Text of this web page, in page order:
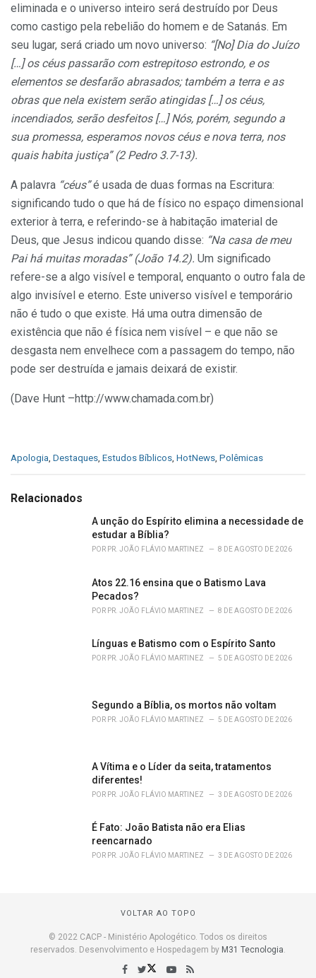
eliminada e o universo inteiro será destruído por Deus
como castigo pela rebelião do homem e de Satanás. Em
seu lugar, será criado um novo universo: “[No] Dia do Juízo
[…] os céus passarão com estrepitoso estrondo, e os
elementos se desfarão abrasados; também a terra e as
obras que nela existem serão atingidas […] os céus,
incendiados, serão desfeitos […] Nós, porém, segundo a
sua promessa, esperamos novos céus e nova terra, nos
quais habita justiça” (2 Pedro 3.7-13).
A palavra “céus”é usada de duas formas na Escritura:
significando tudo o que há de físico no espaço dimensional
exterior à terra, e referindo-se à habitação imaterial de
Deus, que Jesus indicou quando disse: “Na casa de meu
Pai há muitas moradas” (João 14.2). Um significado
refere-se a algo visível e temporal, enquanto o outro fala de
algo invisível e eterno. Este universo visível e temporário
não é tudo o que existe. Há uma outra dimensão de
existência que não é física nem visível – e que não se
desgasta nem envelhece com a passagem do tempo, não
pode ser destruída e jamais deixará de existir.
(Dave Hunt –http://www.chamada.com.br)
C
e
Apologia Destaques Estudos Bíblicos HotNews Polêmicas
Relacionados
A unção do Espírito elimina a necessidade de
estudar a Bíblia?
POR PR. JOÃO FLÁVIO MARTINEZ 8 DE AGOSTO DE 2026
Atos 22.16 ensina que o Batismo Lava
Pecados?
POR PR. JOÃO FLÁVIO MARTINEZ 8 DE AGOSTO DE 2026
Línguas e Batismo com o Espírito Santo
POR PR. JOÃO FLÁVIO MARTINEZ 5 DE AGOSTO DE 2026
Segundo a Bíblia, os mortos não voltam
POR PR. JOÃO FLÁVIO MARTINEZ 5 DE AGOSTO DE 2026
A Vítima e o Líder da seita, tratamentos
diferentes!
POR PR. JOÃO FLÁVIO MARTINEZ 3 DE AGOSTO DE 2026
É Fato: João Batista não era Elias
reencarnado
POR PR. JOÃO FLÁVIO MARTINEZ 3 DE AGOSTO DE 2026
VOLTAR AO TOPO
© 2022 CACP - Ministério Apologético. Todos os direitos
reservados. Desenvolvimento e Hospedagem by M31 Tecnologia.